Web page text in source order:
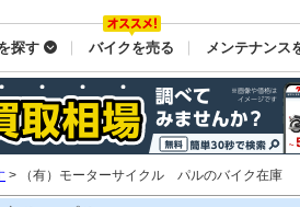
探す バイクを売る メンテナンス
> （有）モーターサイクル パルのバイク在庫